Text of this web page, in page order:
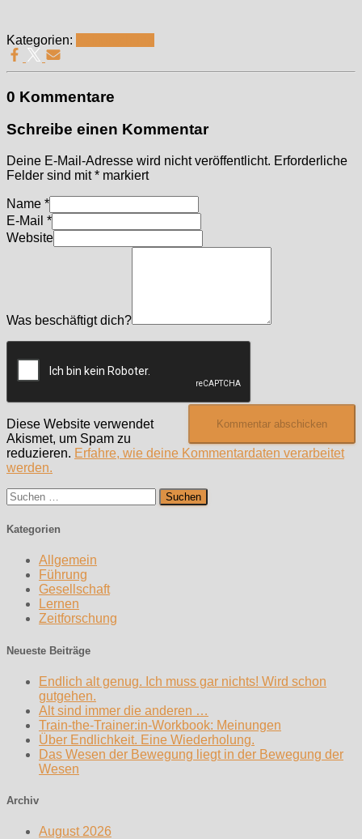
Kategorien:
0 Kommentare
Schreibe einen Kommentar
Deine E-Mail-Adresse wird nicht veröffentlicht. Erforderliche
Felder sind mit* markiert
Name *
E-Mail *
Website
Was beschäftigt dich?
Diese Website verwendet
Akismet, um Spam zu
reduzieren. Erfahre, wie deine Kommentardaten verarbeitet
werden.
Suchen
nach:
Kategorien
Allgemein
Führung
Gesellschaft
Lernen
Zeitforschung
Neueste Beiträge
Endlich alt genug. Ich muss gar nichts! Wird schon
gutgehen.
Alt sind immer die anderen …
Train-the-Trainer:in-Workbook: Meinungen
Über Endlichkeit. Eine Wiederholung.
Das Wesen der Bewegung liegt in der Bewegung der
Wesen
Archiv
August 2026